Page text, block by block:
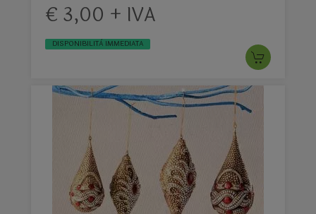
€ 3,00 + IVA
DISPONIBILITÀ IMMEDIATA